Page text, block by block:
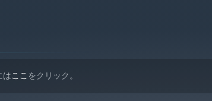
はここ をクリック。